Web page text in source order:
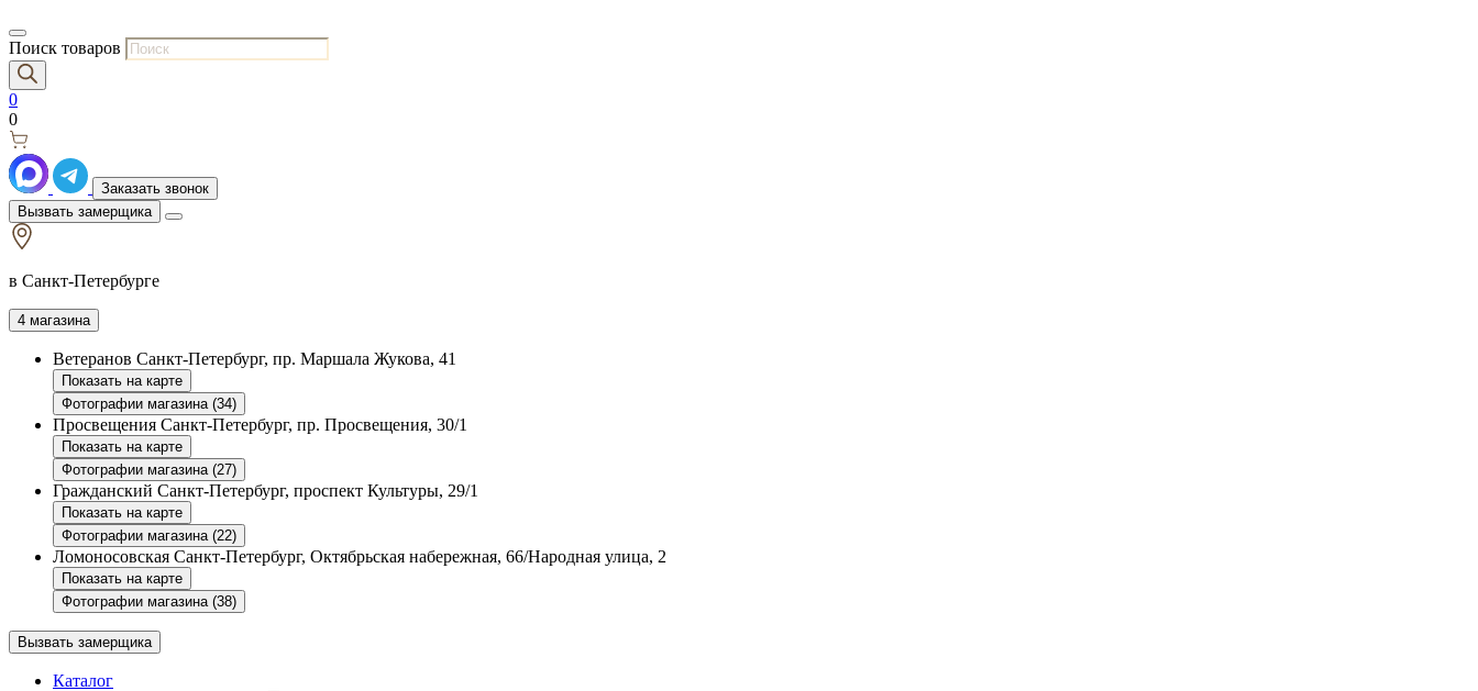
Поиск товаров
0
0
Заказать звонок
Вызвать замерщика
в Санкт-Петербурге
4 магазина
Ветеранов Санкт-Петербург, пр. Маршала Жукова, 41
Показать на карте
Фотографии магазина (34)
Просвещения Санкт-Петербург, пр. Просвещения, 30/1
Показать на карте
Фотографии магазина (27)
Гражданский Санкт-Петербург, проспект Культуры, 29/1
Показать на карте
Фотографии магазина (22)
Ломоносовская Санкт-Петербург, Октябрьская набережная, 66/Народная улица, 2
Показать на карте
Фотографии магазина (38)
Вызвать замерщика
Каталог